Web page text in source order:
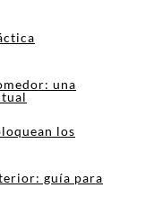
una
los
guía para